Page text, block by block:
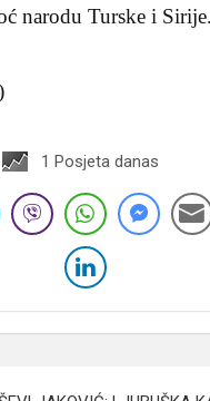
narodu Turske i Sirije.
1 Posjeta danas